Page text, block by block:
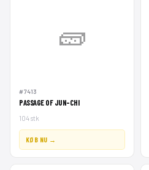
🧱
#7413
PASSAGE OF JUN-CHI
104 stk
KØB NU →